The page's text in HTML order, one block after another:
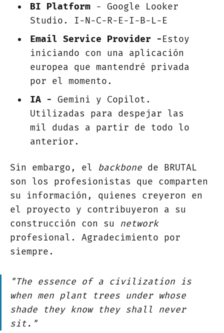
BI Platform- Google Looker
Studio. I-N-C-R-E-I-B-L-E
Email Service Provider -Estoy
iniciando con una aplicación
europea que mantendré privada
por el momento.
IA - Gemini y Copilot.
Utilizadas para despejar las
mil dudas a partir de todo lo
anterior.
Sin embargo, el backbone de BRUTAL
son los profesionistas que comparten
su información, quienes creyeron en
el proyecto y contribuyeron a su
construcción con su network
profesional. Agradecimiento por
siempre.
"The essence of a civilization is
when men plant trees under whose
shade they know they shall never
sit."